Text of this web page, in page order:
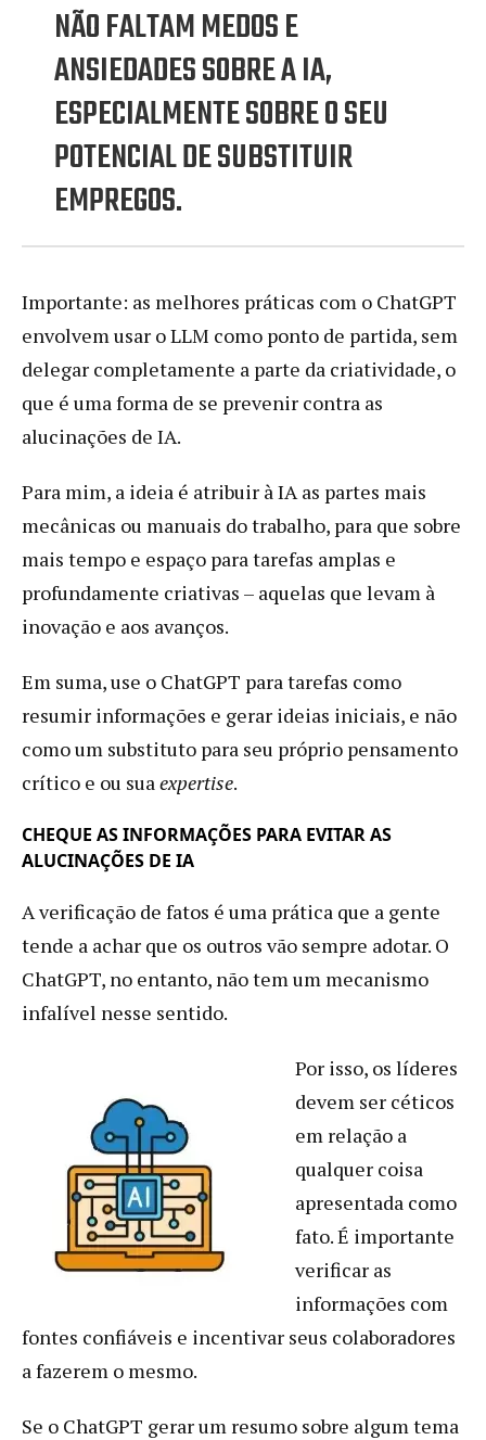
NÃO FALTAM MEDOS E
ANSIEDADES SOBRE A IA,
ESPECIALMENTE SOBRE O SEU
POTENCIAL DE SUBSTITUIR
EMPREGOS.
Importante: as melhores práticas com o ChatGPT
envolvem usar o LLM como ponto de partida, sem
delegar completamente a parte da criatividade, o
que é uma forma de se prevenir contra as
alucinações de IA.
Para mim, a ideia é atribuir à IA as partes mais
mecânicas ou manuais do trabalho, para que sobre
mais tempo e espaço para tarefas amplas e
profundamente criativas – aquelas que levam à
inovação e aos avanços.
Em suma, use o ChatGPT para tarefas como
resumir informações e gerar ideias iniciais, e não
como um substituto para seu próprio pensamento
crítico e ou suaexpertise.
CHEQUE AS INFORMAÇÕES PARA EVITAR AS
ALUCINAÇÕES DE IA
A verificação de fatos é uma prática que a gente
tende a achar que os outros vão sempre adotar. O
ChatGPT, no entanto, não tem um mecanismo
infalível nesse sentido.
Por isso, os líderes
devem ser céticos
em relação a
qualquer coisa
apresentada como
fato. É importante
verificar as
informações com
fontes confiáveis e incentivar seus colaboradores
a fazerem o mesmo.
Se o ChatGPT gerar um resumo sobre algum tema